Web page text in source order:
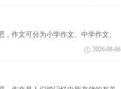
作文可分为小学作文、中学作文、
2026-08-06